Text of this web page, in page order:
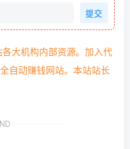
提交
大机构内部资源。加入代
自动赚钱网站。本站站长